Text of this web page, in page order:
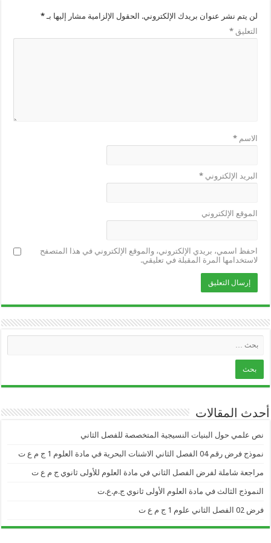
لن يتم نشر عنوان بريدك الإلكتروني. الحقول الإلزامية مشار إليها بـ*
التعليق*
الاسم*
البريد الإلكتروني*
الموقع الإلكتروني
احفظ اسمي، بريدي الإلكتروني، والموقع الإلكتروني في هذا المتصفح
لاستخدامها المرة المقبلة في تعليقي.
أحدث المقالات
نص علمي حول البنيات النسيجية المتخصصة للفصل الثاني
نموذج فرض رقم 04 الفصل الثاني الاشنات البحرية في مادة العلوم 1 ج م ع ت
مراجعة شاملة لفرض الفصل الثاني في مادة العلوم للأولى ثانوي ج م ع ت
النموذج الثالث في مادة العلوم الأولى ثانوي ج.م.ع.ت
فرض 02 الفصل الثاني علوم 1 ج م ع ت